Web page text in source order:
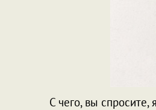
С чего, вы спросите,